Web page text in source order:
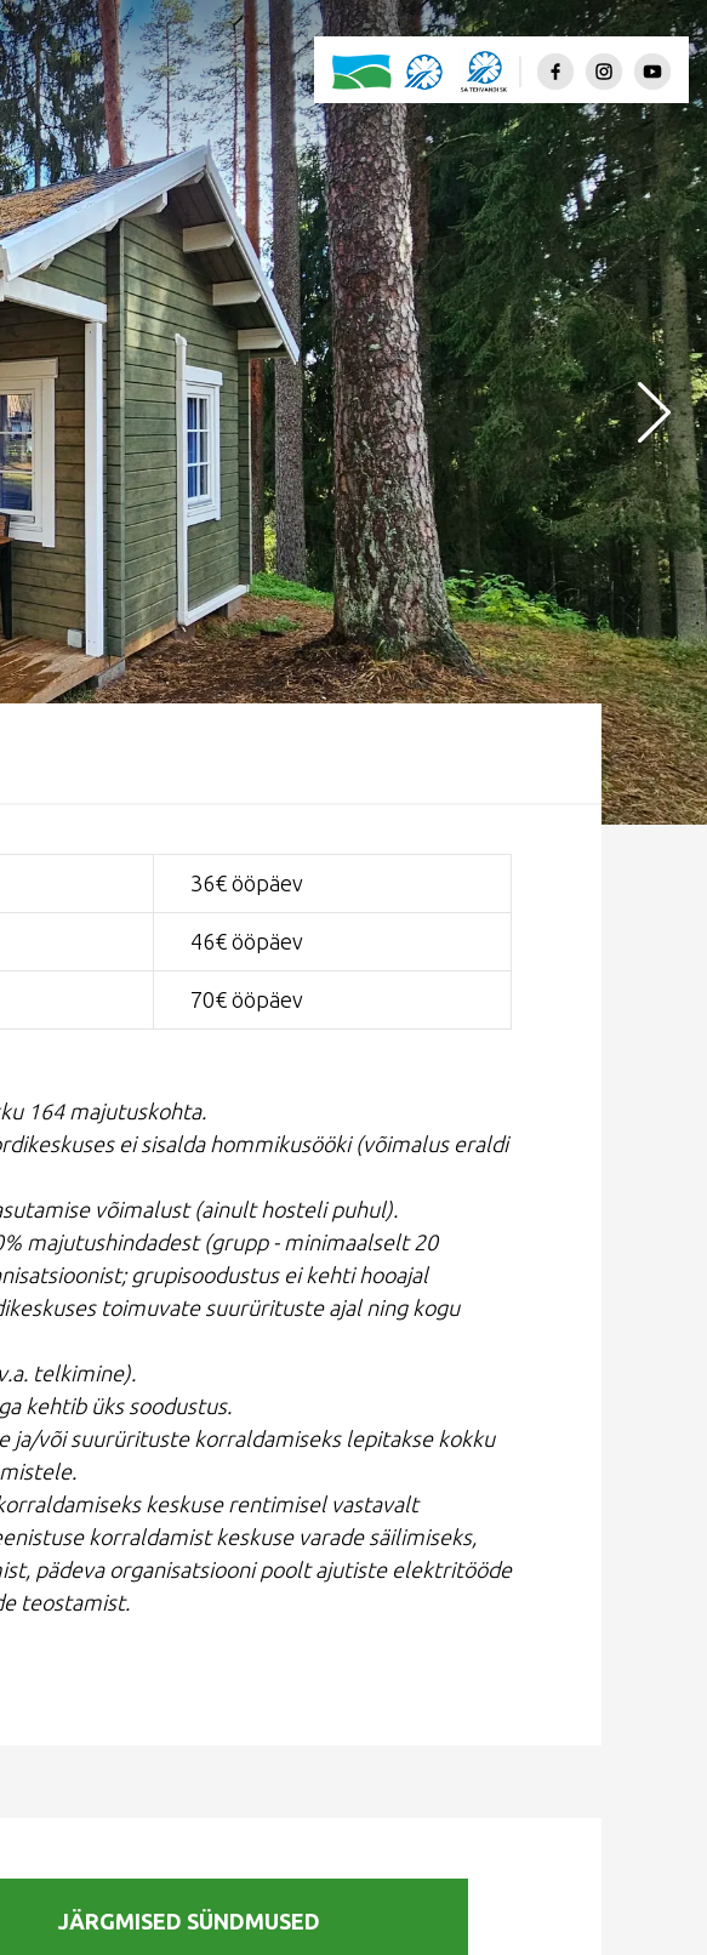
Few clouds
Scattered clouds
Broken clouds
Shower rain
Rain
Thunderstorm
Snow
Mist
36€ ööpäev
46€ ööpäev
70€ ööpäev
164 majutuskohta.
ei sisalda hommikusööki (võimalus eraldi
võimalust (ainult hosteli puhul).
majutushindadest (grupp - minimaalselt 20
grupisoodustus ei kehti hooajal
toimuvate suurürituste ajal ning kogu
telkimine).
kehtib üks soodustus.
ja/või suurürituste korraldamiseks lepitakse kokku
keskuse rentimisel vastavalt
korraldamist keskuse varade säilimiseks,
pädeva organisatsiooni poolt ajutiste elektritööde
teostamist.
JÄRGMISED SÜNDMUSED